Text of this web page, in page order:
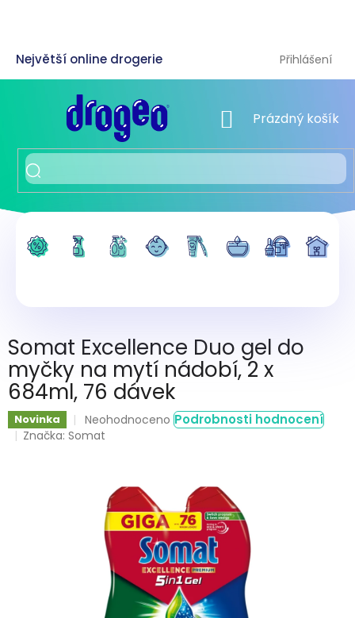
Přihlášení
NÁKUPNÍ KOŠÍK
Prázdný košík
Somat Excellence Duo gel do
myčky na mytí nádobí, 2 x
684ml, 76 dávek
Novinka
Průměrné
hodnocení
hvězdiček.
Neohodnoceno Podrobnosti hodnocení
Značka:Somat